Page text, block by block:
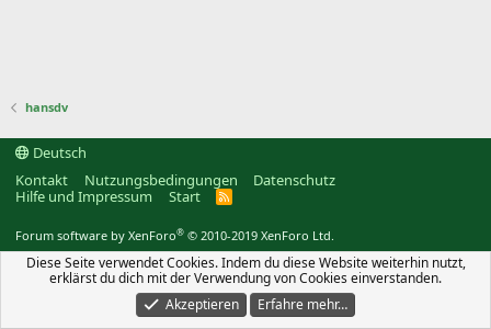
hansdv
Deutsch
Kontakt
Nutzungsbedingungen
Datenschutz
Hilfe und Impressum
Start
R
Forum software by XenForo® © 2010-2019 XenForo Ltd.
Diese Seite verwendet Cookies. Indem du diese Website weiterhin nutzt,
erklärst du dich mit der Verwendung von Cookies einverstanden.
Akzeptieren
Erfahre mehr…